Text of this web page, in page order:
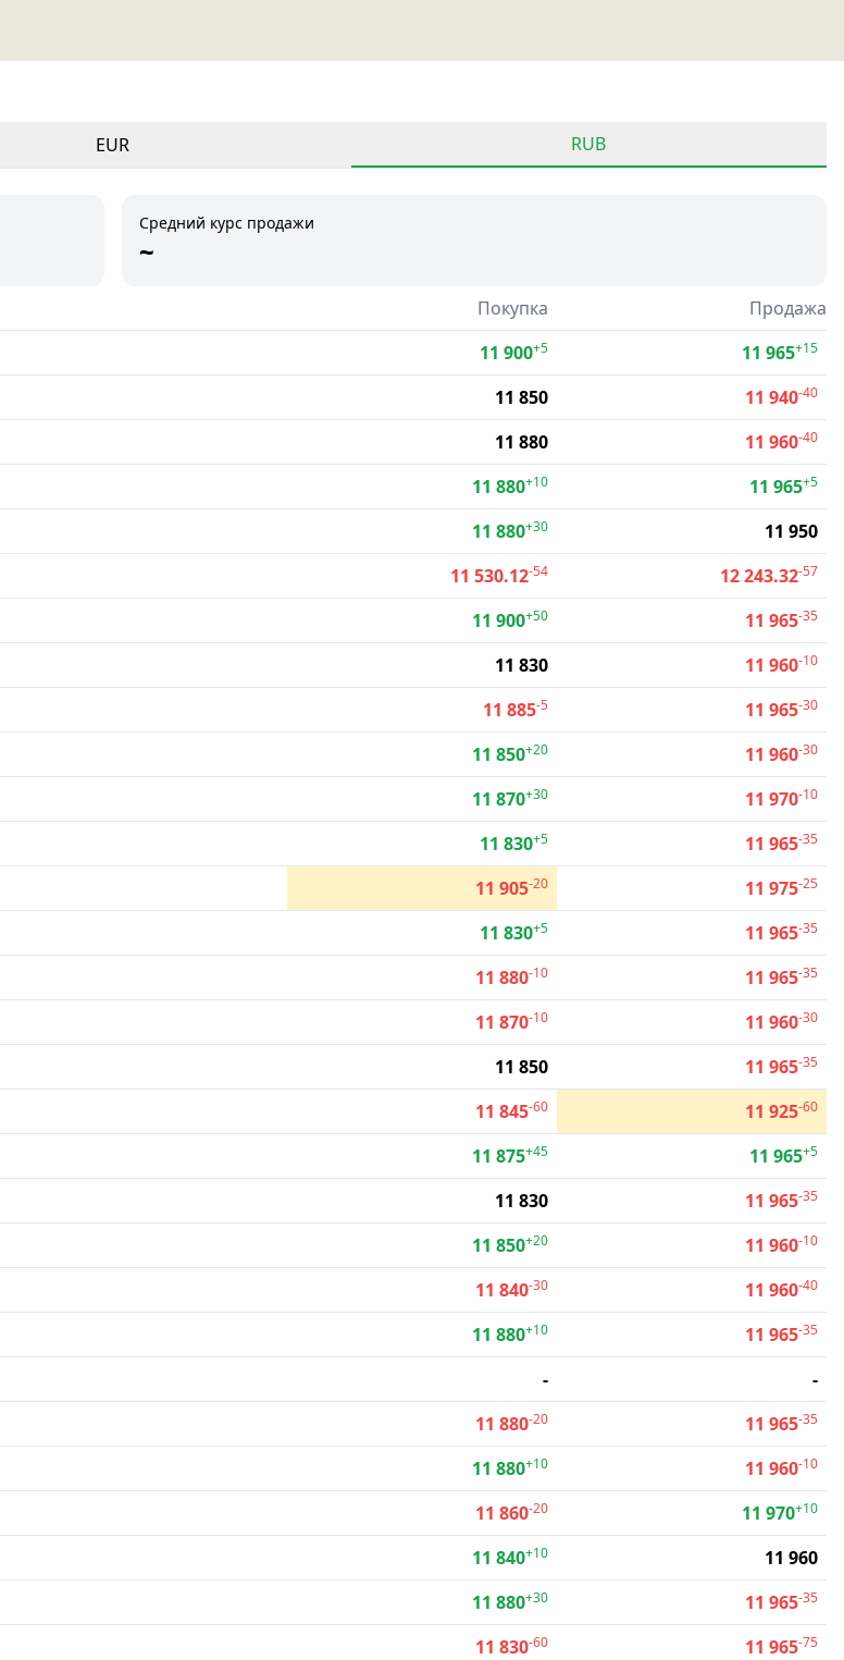
EUR
RUB
Средний курс продажи
~
Покупка
Продажа
11 900+5 11 965+15
11 850 11 940-40
11 880 11 960-40
11 880+10 11 965+5
11 880+30
11 950
11 530.12-54 12 243.32-57
11 900+50 11 965-35
11 830 11 960-10
11 885-5 11 965-30
11 850+20 11 960-30
11 870+30 11 970-10
11 830+5 11 965-35
11 905-20 11 975-25
11 830+5 11 965-35
11 880-10 11 965-35
11 870-10 11 960-30
11 850 11 965-35
11 845-60 11 925-60
11 875+45 11 965+5
11 830 11 965-35
11 850+20 11 960-10
11 840-30 11 960-40
11 880+10 11 965-35
-
-
11 880-20 11 965-35
11 880+10 11 960-10
11 860-20 11 970+10
11 840+10
11 960
11 880+30 11 965-35
11 830-60 11 965-75